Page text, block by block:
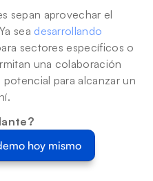
sepan aprovechar el
sea desarrollando
sectores específicos o
una colaboración
para alcanzar un
hoy mismo